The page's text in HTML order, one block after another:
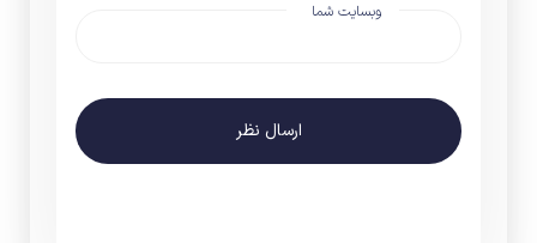
وبسایت شما
ارسال نظر